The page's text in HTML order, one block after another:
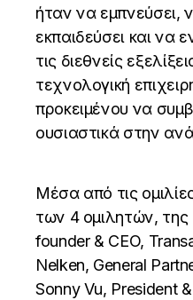
ήταν να εμπνεύσει,
εκπαιδεύσει και να
τις διεθνείς
τεχνολογική
προκειμένου να
ουσιαστικά στην
Μέσα από τις
των 4 ομιλητών,
founder & CEO,
Nelken, General
Sonny Vu, President